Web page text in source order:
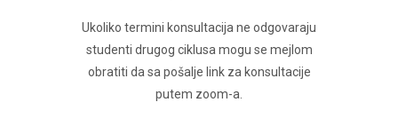
Ukoliko termini konsultacija ne odgovaraju
studenti drugog ciklusa mogu se mejlom
obratiti da sa pošalje link za konsultacije
putem zoom-a.